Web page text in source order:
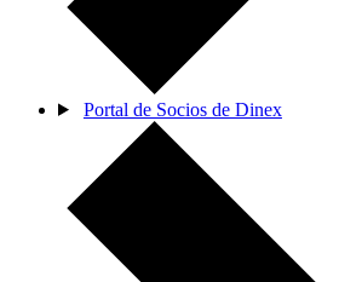
Portal de Socios de Dinex